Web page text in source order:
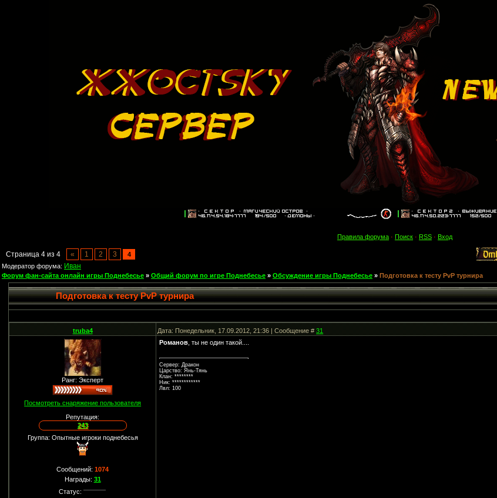
Правила форума · Поиск · RSS · Вход
Страница 4 из 4 « 1 2 3
4
Модератор форума: Иван
Форум фан-сайта онлайн игры Поднебесье » Общий форум по игре Поднебесье » Обсуждение игры Поднебесье » Подготовка к тесту PvP турнира
Подготовка к тесту PvP турнира
truba4 Дата: Понедельник, 17.09.2012, 21:36 | Сообщение #31
Ранг: Эксперт
Посмотреть снаряжение пользователя
Репутация:
243
Группа: Опытные игроки поднебесья
Сообщений:1074
Награды: 31
Статус:
Романов , ты не один такой....
Сервер: Дракон
Царство: Янь-Тянь
Клан: ********
Ник: ************
Лвл: 100